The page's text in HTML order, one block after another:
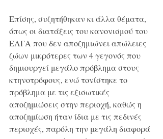
Επίσης, συζητήθηκαν κι άλλα θέματα,
όπως οι διατάξεις του κανονισμού του
ΕΛΓΑ που δεν αποζημιώνει απώλειες
ζώων μικρότερες των 4 γεγονός που
δημιουργεί μεγάλο πρόβλημα στους
κτηνοτρόφους, ενώ τονίστηκε το
πρόβλημα με τις εξισωτικές
αποζημιώσεις στην περιοχή, καθώς η
αποζημίωση ήταν ίδια με τις πεδινές
περιοχές, παρόλη την μεγάλη διαφορά